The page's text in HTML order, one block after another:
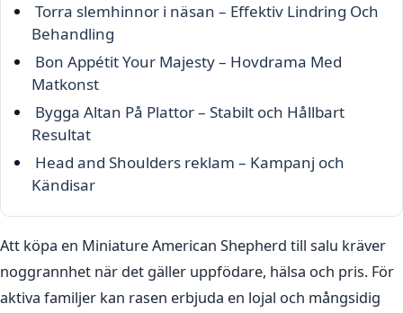
Torra slemhinnor i näsan – Effektiv Lindring Och
Behandling
Bon Appétit Your Majesty – Hovdrama Med
Matkonst
Bygga Altan På Plattor – Stabilt och Hållbart
Resultat
Head and Shoulders reklam – Kampanj och
Kändisar
Att köpa en Miniature American Shepherd till salu kräver
noggrannhet när det gäller uppfödare, hälsa och pris. För
aktiva familjer kan rasen erbjuda en lojal och mångsidig